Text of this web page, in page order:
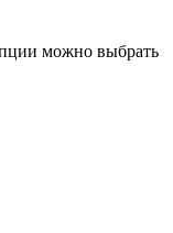
можно выбрать